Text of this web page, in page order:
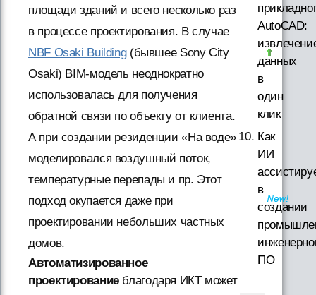
площади зданий и всего несколько раз
в процессе проектирования. В случае
NBF Osaki Building(бывшее Sony City
Osaki) BIM-модель неоднократно
использовалась для получения
обратной связи по объекту от клиента.
А при создании резиденции «На воде»
моделировался воздушный поток,
температурные перепады и пр. Этот
подход окупается даже при
проектировании небольших частных
домов.
Автоматизированное
проектированиеблагодаря ИКТ может
AutoCAD:
данных
в
один
клик
Как
ИИ
в
создании
ПО